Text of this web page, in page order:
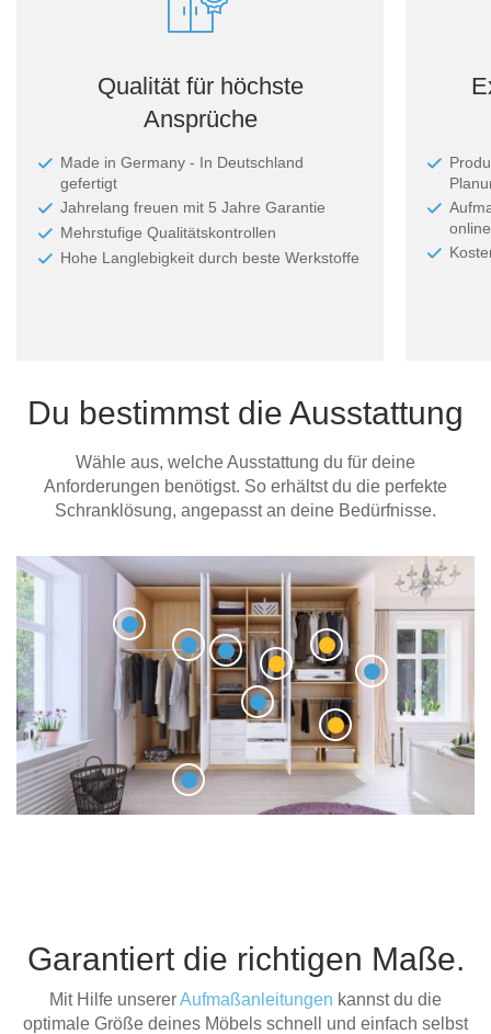
Qualität für höchste
Ansprüche
Made in Germany - In Deutschland
gefertigt
Jahrelang freuen mit 5 Jahre Garantie
Mehrstufige Qualitätskontrollen
Hohe Langlebigkeit durch beste Werkstoffe
Du bestimmst die Ausstattung
Wähle aus, welche Ausstattung du für deine
Anforderungen benötigst. So erhältst du die perfekte
Schranklösung, angepasst an deine Bedürfnisse.
Garantiert die richtigen Maße.
Mit Hilfe unsererAufmaßanleitungen kannst du die
optimale Größe deines Möbels schnell und einfach selbst